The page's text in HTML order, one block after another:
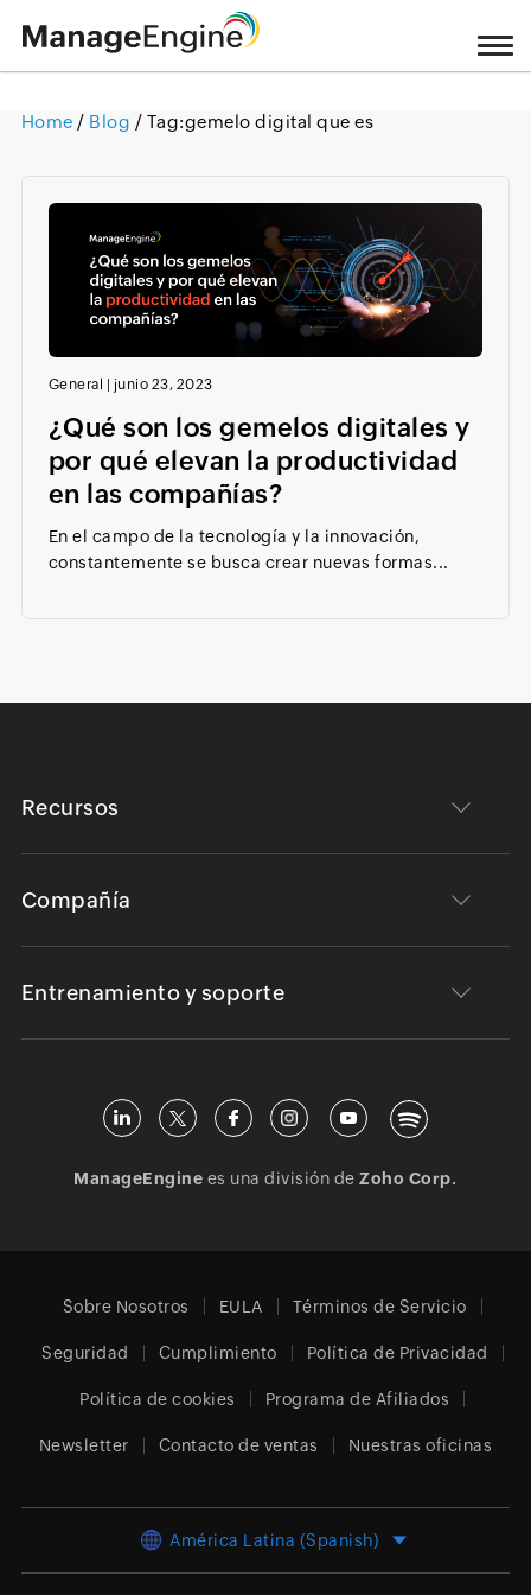
Home / Blog / Tag:gemelo digital que es
General | junio 23, 2023
¿Qué son los gemelos digitales y
por qué elevan la productividad
en las compañías?
En el campo de la tecnología y la innovación,
constantemente se busca crear nuevas formas...
Recursos
Compañía
Entrenamiento y soporte
ManageEngine es una división deZoho Corp.
Sobre Nosotros EULA Términos de Servicio
Seguridad Cumplimiento Política de Privacidad
Política de cookies Programa de Afiliados
Newsletter Contacto de ventas Nuestras oficinas
América Latina (Spanish)